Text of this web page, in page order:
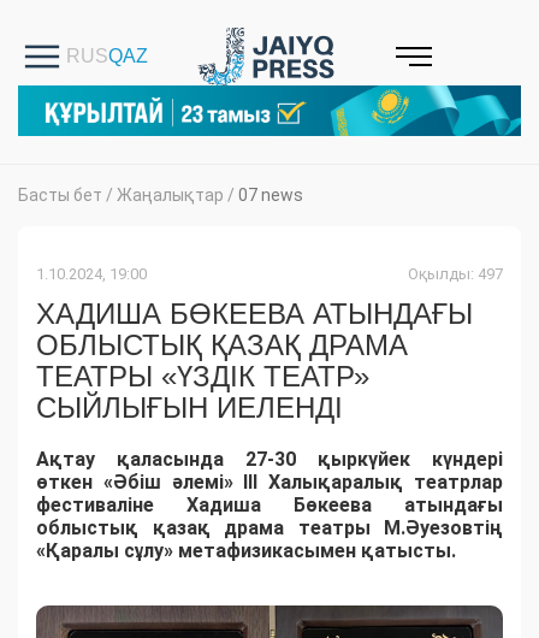
Басты бет / Жаңалықтар / 07 news
1.10.2024, 19:00 Оқылды: 497
ХАДИША БӨКЕЕВА АТЫНДАҒЫ
ОБЛЫСТЫҚ ҚАЗАҚ ДРАМА
ТЕАТРЫ «ҮЗДІК ТЕАТР»
СЫЙЛЫҒЫН ИЕЛЕНДІ
Ақтау қаласында 27-30 қыркүйек күндері
өткен «Әбіш әлемі» ІІІ Халықаралық театрлар
фестиваліне Хадиша Бөкеева атындағы
облыстық қазақ драма театры М.Әуезовтің
«Қаралы сұлу» метафизикасымен қатысты.